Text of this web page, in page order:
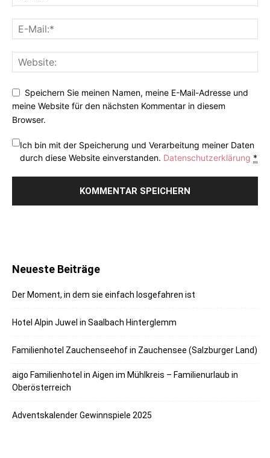
Speichern Sie meinen Namen, meine E-Mail-Adresse und
meine Website für den nächsten Kommentar in diesem
Browser.
Ich bin mit der Speicherung und Verarbeitung meiner Daten
durch diese Website einverstanden. Datenschutzerklärung *
Neueste Beiträge
Der Moment, in dem sie einfach losgefahren ist
Hotel Alpin Juwel in Saalbach Hinterglemm
Familienhotel Zauchenseehof in Zauchensee (Salzburger Land)
aigo Familienhotel in Aigen im Mühlkreis – Familienurlaub in
Oberösterreich
Adventskalender Gewinnspiele 2025